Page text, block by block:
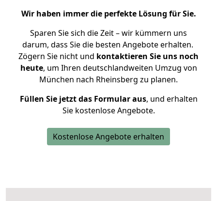
Wir haben immer die perfekte Lösung für Sie.
Sparen Sie sich die Zeit – wir kümmern uns
darum, dass Sie die besten Angebote erhalten.
Zögern Sie nicht und kontaktieren Sie uns noch
heute, um Ihren deutschlandweiten Umzug von
München nach Rheinsberg zu planen.
Füllen Sie jetzt das Formular aus, und erhalten
Sie kostenlose Angebote.
Kostenlose Angebote erhalten